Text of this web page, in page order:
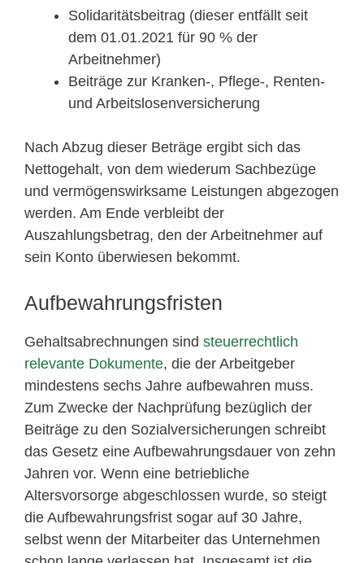
Solidaritätsbeitrag (dieser entfällt seit
dem 01.01.2021 für 90 % der
Arbeitnehmer)
Beiträge zur Kranken-, Pflege-, Renten-
und Arbeitslosenversicherung
Nach Abzug dieser Beträge ergibt sich das
Nettogehalt, von dem wiederum Sachbezüge
und vermögenswirksame Leistungen abgezogen
werden. Am Ende verbleibt der
Auszahlungsbetrag, den der Arbeitnehmer auf
sein Konto überwiesen bekommt.
Aufbewahrungsfristen
Gehaltsabrechnungen sind steuerrechtlich
relevante Dokumente, die der Arbeitgeber
mindestens sechs Jahre aufbewahren muss.
Zum Zwecke der Nachprüfung bezüglich der
Beiträge zu den Sozialversicherungen schreibt
das Gesetz eine Aufbewahrungsdauer von zehn
Jahren vor. Wenn eine betriebliche
Altersvorsorge abgeschlossen wurde, so steigt
die Aufbewahrungsfrist sogar auf 30 Jahre,
selbst wenn der Mitarbeiter das Unternehmen